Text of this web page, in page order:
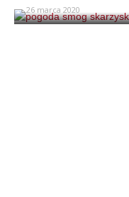
26 marca 2020